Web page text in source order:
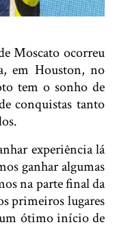
Moscato ocorreu
em Houston, no
tem o sonho de
conquistas tanto
experiência lá
ganhar algumas
na parte final da
primeiros lugares
um ótimo início de